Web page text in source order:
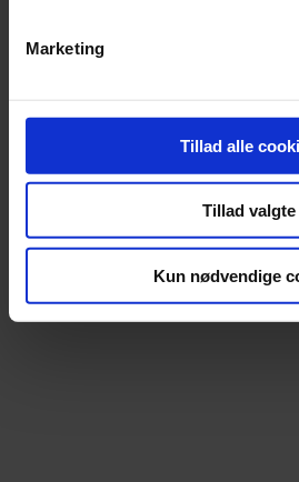
Marketing
Tillad alle
Tillad valgte
Kun nødvendige
Orkesterledelse forbyder røde nelliker
Over 2.000 nelliker er uddelt i
nu slår ledelsen hårdt ned på det røde